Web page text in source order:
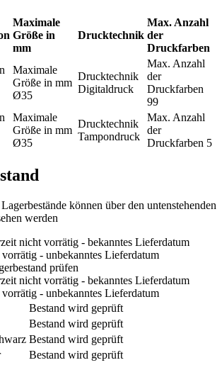
Maximale
Größe in
mm
Drucktechnik
Max. Anzahl
der
Druckfarben
Maximale
Größe in mm
Ø35
Drucktechnik
Digitaldruck
Max. Anzahl
der
Druckfarben
99
Maximale
Größe in mm
Ø35
Drucktechnik
Tampondruck
Max. Anzahl
der
Druckfarben 5
können über den untenstehenden
werden
nicht vorrätig - bekanntes Lieferdatum
- unbekanntes Lieferdatum
prüfen
nicht vorrätig - bekanntes Lieferdatum
- unbekanntes Lieferdatum
Bestand wird geprüft
Bestand wird geprüft
Bestand wird geprüft
Bestand wird geprüft